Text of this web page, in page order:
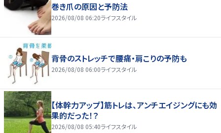
巻き爪の原因と予防法
2026/08/08 06:20ライフスタイル
背骨のストレッチで腰痛・肩こりの予防も
2026/08/08 06:00ライフスタイル
【体幹力アップ】筋トレは、アンチエイジングにも効
果的だった！？
2026/08/08 05:40ライフスタイル